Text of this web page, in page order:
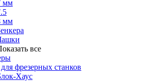
мм
мм
все
фрезерных станков
Хаус